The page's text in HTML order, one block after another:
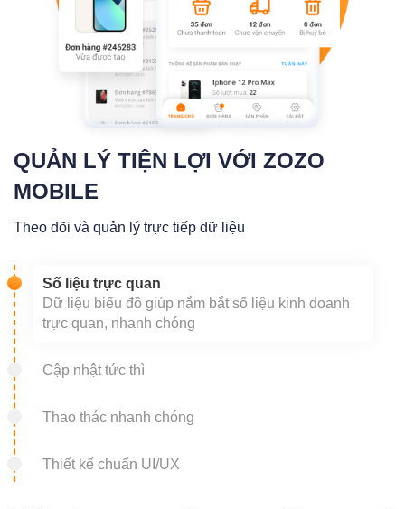
QUẢN LÝ TIỆN LỢI VỚI ZOZO
MOBILE
Theo dõi và quản lý trực tiếp dữ liệu
Số liệu trực quan
Dữ liệu biểu đồ giúp nắm bắt số liệu kinh doanh
trực quan, nhanh chóng
Cập nhật tức thì
Thao thác nhanh chóng
Thiết kế chuẩn UI/UX